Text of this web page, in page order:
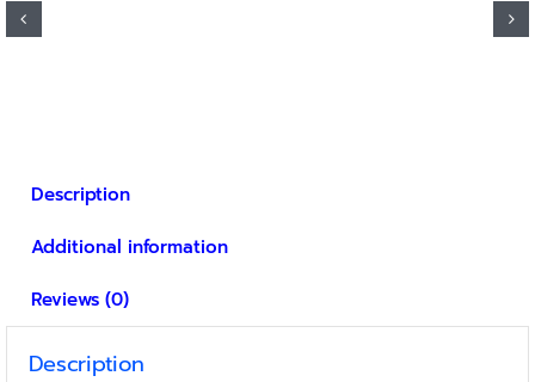
Description
Additional information
Reviews (0)
Description